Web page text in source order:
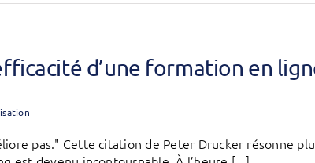
d’une formation en
pas." Cette citation de Peter Drucker résonne